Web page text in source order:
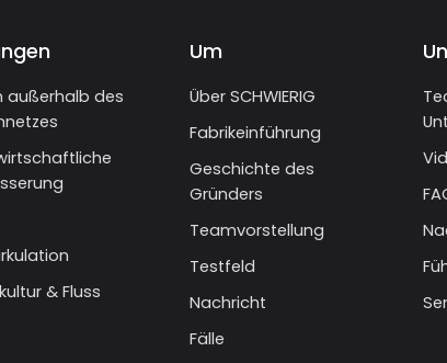
außerhalb des
& Fluss
Um
Über SCHWIERIG
Fabrikeinführung
Geschichte des
Gründers
Teamvorstellung
Testfeld
Nachricht
Fälle